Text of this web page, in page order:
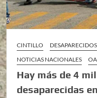
CINTILLO DESAPARECIDOS
NOTICIAS NACIONALES
Hay más de 4
desaparecidas